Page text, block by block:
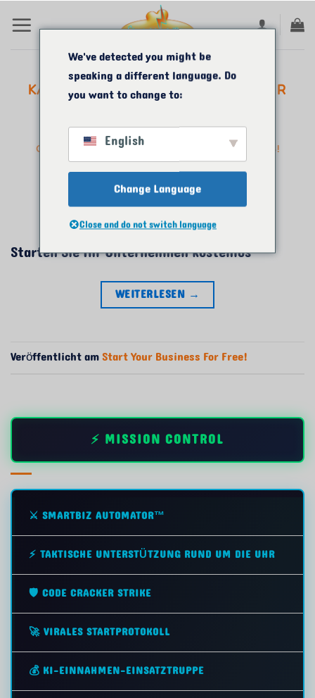
Inhalt
KATEGORIE-ARCHIVE:
START YOUR
BUSINESS FOR FREE!
GRÜNDEN SIE IHR UNTERNEHMEN KOSTENLOS!
VERÖFFENTLICHT AMOKTOBER 5, 2025
Starten Sie Ihr Unternehmen kostenlos
WEITERLESEN →
Veröffentlicht amStart Your Business For Free!
⚡ MISSION CONTROL
⚔️ SMARTBIZ AUTOMATOR™
⚡ TAKTISCHE UNTERSTÜTZUNG RUND UM DIE UHR
🛡️ CODE CRACKER STRIKE
🚀 VIRALES STARTPROTOKOLL
💰 KI-EINNAHMEN-EINSATZTRUPPE
We've detected you might be
speaking a different language. Do
you want to change to:
English
Change Language
Close and do not switch language